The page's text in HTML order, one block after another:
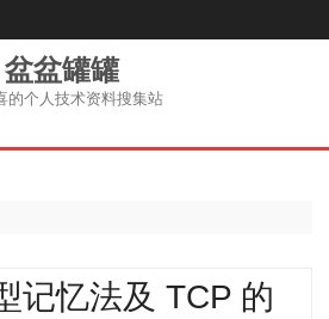
盆盆罐罐
的个人技术资料搜集站
跳
记忆法及 TCP 的